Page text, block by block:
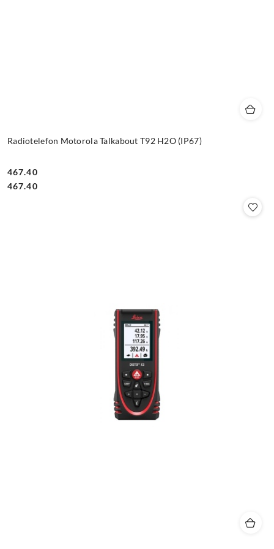
Radiotelefon Motorola Talkabout T92 H2O (IP67)
Cena:
467.40
Cena:
467.40